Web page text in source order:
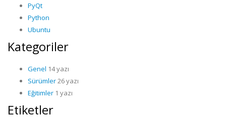
PyQt
Python
Ubuntu
Kategoriler
Genel 14 yazı
Sürümler26 yazı
Eğitimler 1 yazı
Etiketler